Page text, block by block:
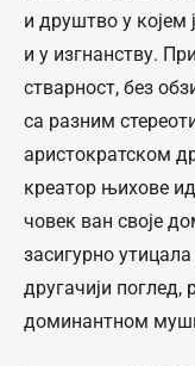
и друштво у којем
и у изгнанству.
стварност, без
са разним
аристократском
креатор њихове
човек ван своје
засигурно
другачији поглед,
доминантном